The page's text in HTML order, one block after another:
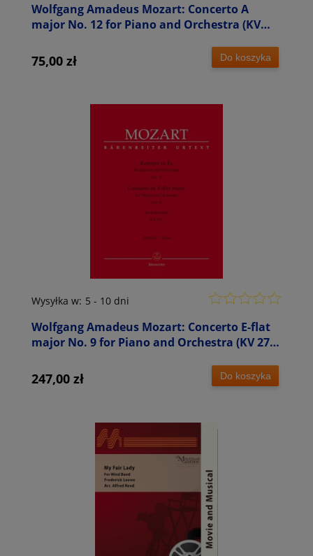
Wolfgang Amadeus Mozart: Concerto A
major No. 12 for Piano and Orchestra (KV
partytura studyjna
75,00 zł Do koszyka
Wolfgang Amadeus Mozart: Concerto E-flat
major No. 9 for Piano and Orchestra (KV 271)
orkiestrowa
Wysyłka w: 5 - 10 dni
247,00 zł Do koszyka